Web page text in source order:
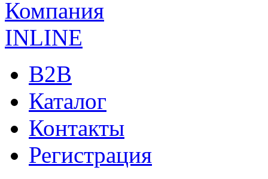
B2B
Каталог
Контакты
Регистрация